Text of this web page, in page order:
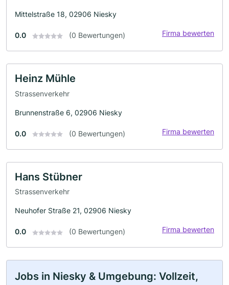
Mittelstraße 18, 02906 Niesky
0.0 (0 Bewertungen) Firma bewerten
Heinz Mühle
Strassenverkehr
Brunnenstraße 6, 02906 Niesky
0.0 (0 Bewertungen) Firma bewerten
Hans Stübner
Strassenverkehr
Neuhofer Straße 21, 02906 Niesky
0.0 (0 Bewertungen) Firma bewerten
Jobs in Niesky & Umgebung: Vollzeit,